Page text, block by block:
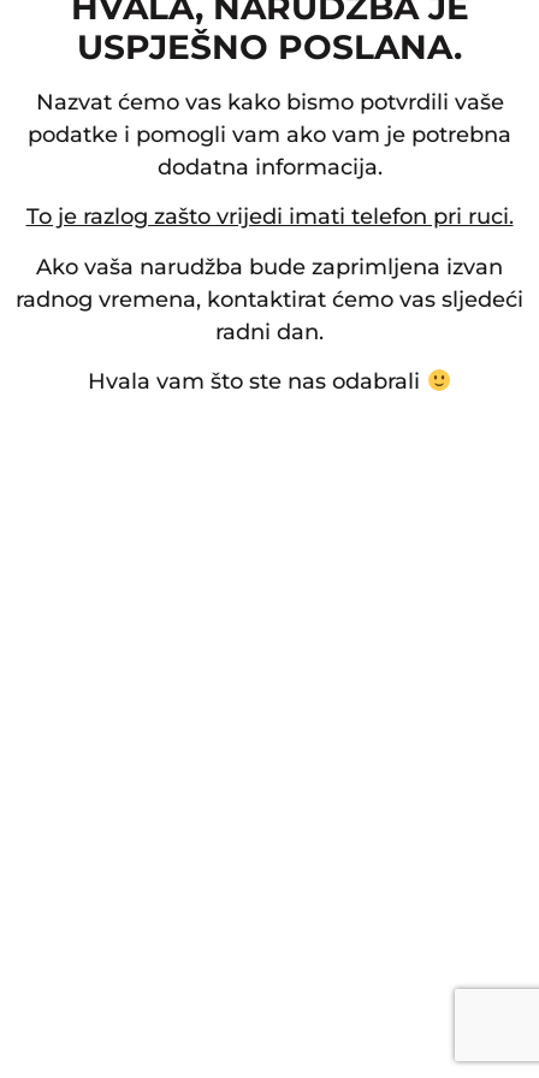
USPJEŠNO POSLANA.
Nazvat ćemo vas kako bismo potvrdili vaše
podatke i pomogli vam ako vam je potrebna
dodatna informacija.
To je razlog zašto vrijedi imati telefon pri ruci.
Ako vaša narudžba bude zaprimljena izvan
radnog vremena, kontaktirat ćemo vas sljedeći
radni dan.
Hvala vam što ste nas odabrali